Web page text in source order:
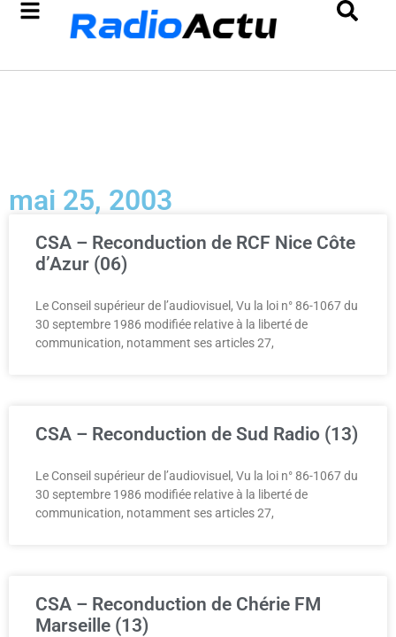
mai 25, 2003
CSA – Reconduction de RCF Nice Côte
d’Azur (06)
Le Conseil supérieur de l’audiovisuel, Vu la loi n° 86-1067 du
30 septembre 1986 modifiée relative à la liberté de
communication, notamment ses articles 27,
CSA – Reconduction de Sud Radio (13)
Le Conseil supérieur de l’audiovisuel, Vu la loi n° 86-1067 du
30 septembre 1986 modifiée relative à la liberté de
communication, notamment ses articles 27,
CSA – Reconduction de Chérie FM
Marseille (13)